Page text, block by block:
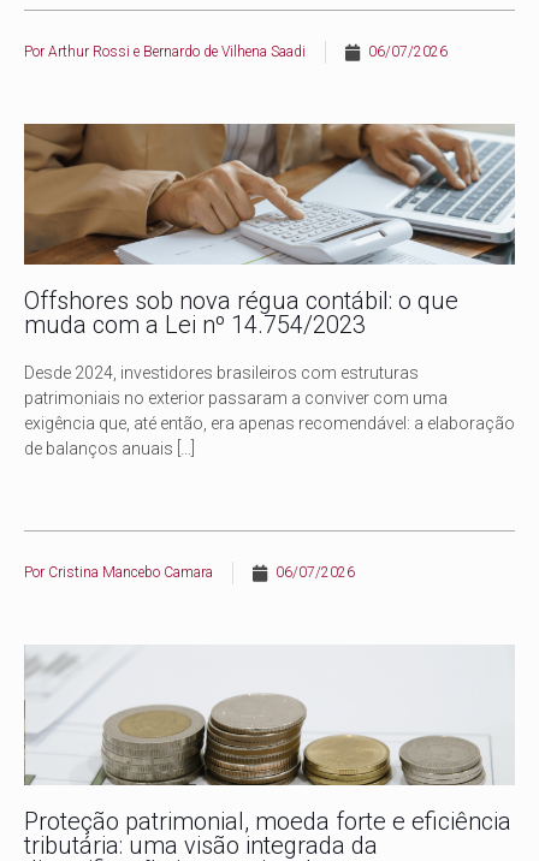
Por Arthur Rossi e Bernardo de Vilhena Saadi 06/07/2026
Offshores sob nova régua contábil: o que
muda com a Lei nº 14.754/2023
Desde 2024, investidores brasileiros com estruturas
patrimoniais no exterior passaram a conviver com uma
exigência que, até então, era apenas recomendável: a elaboração
de balanços anuais
Por Cristina Mancebo Camara 06/07/2026
Proteção patrimonial, moeda forte e eficiência
tributária: uma visão integrada da